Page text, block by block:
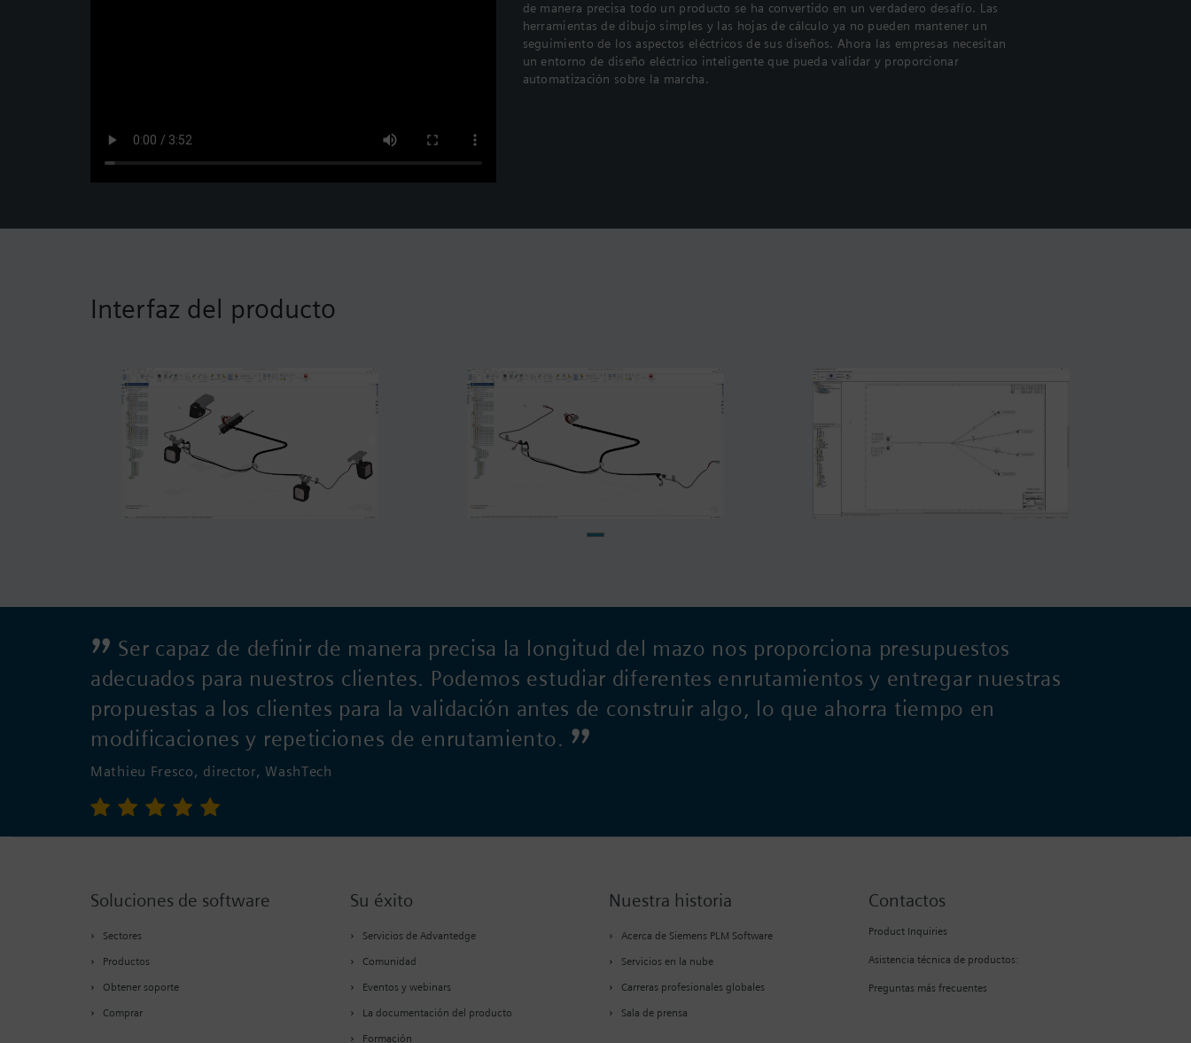
de manera precisa todo un producto se ha convertido en un verdadero desafío. Las
herramientas de dibujo simples y las hojas de cálculo ya no pueden mantener un
seguimiento de los aspectos eléctricos de sus diseños. Ahora las empresas necesitan
un entorno de diseño eléctrico inteligente que pueda validar y proporcionar
automatización sobre la marcha.
Interfaz del producto
Ser capaz de definir de manera precisa la longitud del mazo nos proporciona presupuestos
adecuados para nuestros clientes. Podemos estudiar diferentes enrutamientos y entregar nuestras
propuestas a los clientes para la validación antes de construir algo, lo que ahorra tiempo en
modificaciones y repeticiones de enrutamiento.
Mathieu Fresco, director, WashTech
Soluciones de software
Sectores
Productos
Obtener soporte
Comprar
Su éxito
Servicios de Advantedge
Comunidad
Eventos y webinars
La documentación del producto
Formación
Nuestra historia
Acerca de Siemens PLM Software
Servicios en la nube
Carreras profesionales globales
Sala de prensa
Contactos
Product Inquiries
Asistencia técnica de productos:
Preguntas más frecuentes